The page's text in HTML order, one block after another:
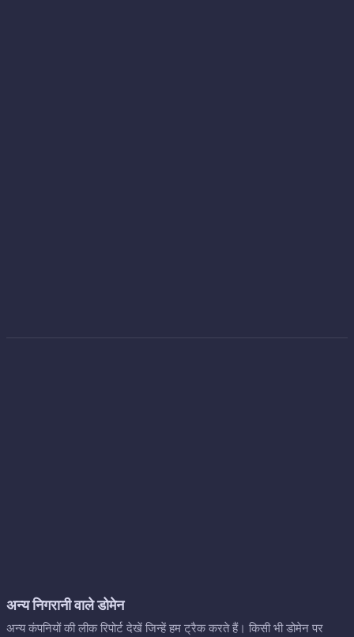
अन्य निगरानी वाले डोमेन
अन्य कंपनियों की लीक रिपोर्ट देखें जिन्हें हम ट्रैक करते हैं। किसी भी डोमेन पर